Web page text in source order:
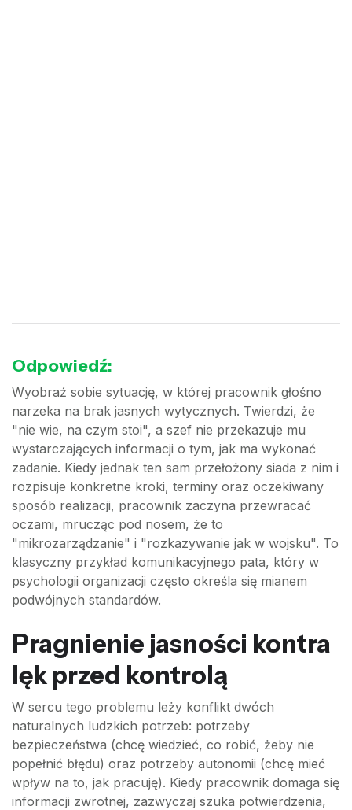
Odpowiedź:
Wyobraź sobie sytuację, w której pracownik głośno
narzeka na brak jasnych wytycznych. Twierdzi, że
"nie wie, na czym stoi", a szef nie przekazuje mu
wystarczających informacji o tym, jak ma wykonać
zadanie. Kiedy jednak ten sam przełożony siada z nim i
rozpisuje konkretne kroki, terminy oraz oczekiwany
sposób realizacji, pracownik zaczyna przewracać
oczami, mrucząc pod nosem, że to
"mikrozarządzanie" i "rozkazywanie jak w wojsku". To
klasyczny przykład komunikacyjnego pata, który w
psychologii organizacji często określa się mianem
podwójnych standardów.
Pragnienie jasności kontra
lęk przed kontrolą
W sercu tego problemu leży konflikt dwóch
naturalnych ludzkich potrzeb: potrzeby
bezpieczeństwa (chcę wiedzieć, co robić, żeby nie
popełnić błędu) oraz potrzeby autonomii (chcę mieć
wpływ na to, jak pracuję). Kiedy pracownik domaga się
informacji zwrotnej, zazwyczaj szuka potwierdzenia,